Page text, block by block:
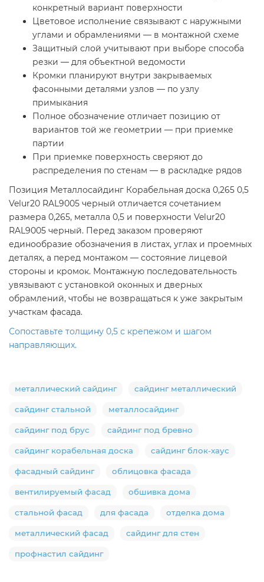
конкретный вариант поверхности
Цветовое исполнение связывают с наружными
углами и обрамлениями — в монтажной схеме
Защитный слой учитывают при выборе способа
резки — для объектной ведомости
Кромки планируют внутри закрываемых
фасонными деталями узлов — по узлу
примыкания
Полное обозначение отличает позицию от
вариантов той же геометрии — при приемке
партии
При приемке поверхность сверяют до
распределения по стенам — в раскладке рядов
Позиция Металлосайдинг Корабельная доска 0,265 0,5
Velur20 RAL9005 черный отличается сочетанием
размера 0,265, металла 0,5 и поверхности Velur20
RAL9005 черный. Перед заказом проверяют
единообразие обозначения в листах, углах и проемных
деталях, а перед монтажом — состояние лицевой
стороны и кромок. Монтажную последовательность
увязывают с установкой оконных и дверных
обрамлений, чтобы не возвращаться к уже закрытым
участкам фасада.
Сопоставьте толщину 0,5 с крепежом и шагом
направляющих.
металлический сайдинг сайдинг металлический
сайдинг стальной металлосайдинг
сайдинг под брус сайдинг под бревно
сайдинг корабельная доска сайдинг блок-хаус
фасадный сайдинг облицовка фасада
вентилируемый фасад обшивка дома
стальной фасад для фасада отделка дома
металлический фасад сайдинг для стен
профнастил сайдинг